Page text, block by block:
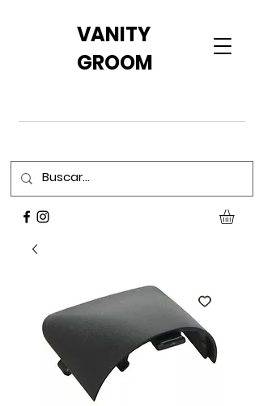
VANITY
GROOM